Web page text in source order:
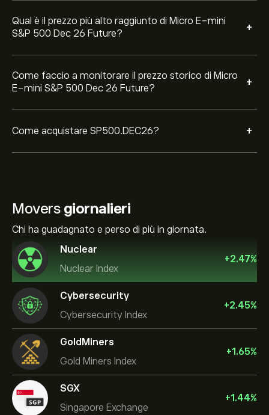
Qual è il prezzo più alto raggiunto di Micro E-mini
S&P 500 Dec 26 Future?
+
Come faccio a monitorare il prezzo storico di Micro
E-mini S&P 500 Dec 26 Future?
+
Come acquistare SP500.DEC26? +
Movers giornalieri
Chi ha guadagnato e perso di più in giornata.
Nuclear
Nuclear Index
+2.47%
Cybersecurity
Cybersecurity Index
+2.45%
GoldMiners
Gold Miners Index
+1.65%
SGX
Singapore Exchange
+1.44%